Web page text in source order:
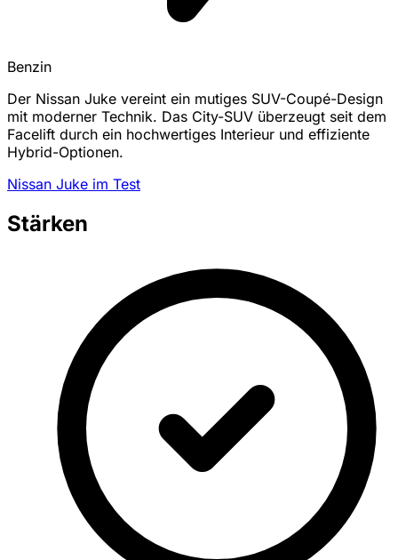
Benzin
Der Nissan Juke vereint ein mutiges SUV-Coupé-Design
mit moderner Technik. Das City-SUV überzeugt seit dem
Facelift durch ein hochwertiges Interieur und effiziente
Hybrid-Optionen.
Nissan Juke im Test
Stärken